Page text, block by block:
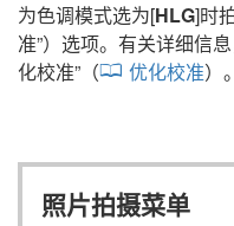
为色调模式选为[HLG]时
准”）选项。有关详细信
化校准”（ 优化校准）。
照片拍摄菜单